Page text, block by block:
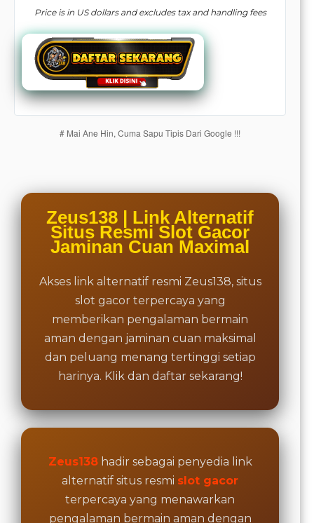
a single
end
product
which
end
users
are not
for. The
the item
price
and a
buyer
View
Price is in US dollars and excludes tax and handling fees
# Mai Ane Hin, Cuma Sapu Tipis Dari Google !!!
Zeus138 | Link Alternatif
Situs Resmi Slot Gacor
Jaminan Cuan Maximal
Akses link alternatif resmi Zeus138, situs
slot gacor terpercaya yang
memberikan pengalaman bermain
aman dengan jaminan cuan maksimal
dan peluang menang tertinggi setiap
harinya. Klik dan daftar sekarang!
Zeus138hadir sebagai penyedia link
alternatif situs resmi slot gacor
terpercaya yang menawarkan
pengalaman bermain aman dengan